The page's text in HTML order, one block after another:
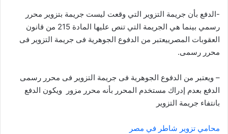
-الدفع بأن جريمة التزوير التي وقعت ليست جريمة بتزوير محرر
رسمي بينما هي الجريمة التي تنص عليها المادة 215 من قانون
العقوبات المصرييعتبر من الدفوع الجوهرية فى جريمة التزوير فى
محرر رسمى.
– ويعتبر من الدفوع الجوهرية فى جريمة التزوير فى محرر رسمى
الدفع بعدم إدراك مستخدم المحرر بأنه محرر مزور ويكون الدفع
بانتفاء جريمة التزوير
محامي تزوير شاطر في مصر